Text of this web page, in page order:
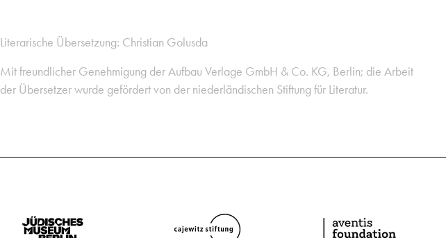
Literarische Übersetzung: Christian Golusda
Mit freundlicher Genehmigung der Aufbau Verlage GmbH & Co. KG, Berlin; die Arbeit
der Übersetzer wurde gefördert von der niederländischen Stiftung für Literatur.